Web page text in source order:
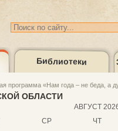
Библиотеки
Медиагалерея
программа «Нам года – не беда, а
ОБЛАСТИ
АВГУСТ
СР ЧТ